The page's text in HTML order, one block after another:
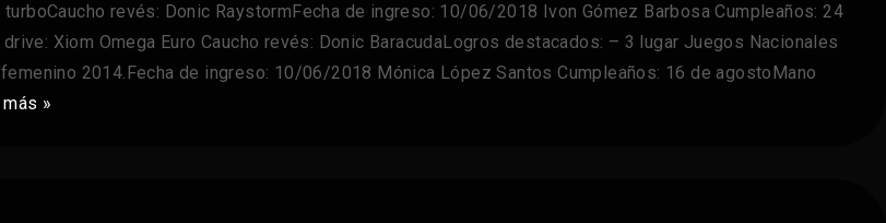
revés: Donic RaystormFecha de ingreso: 10/06/2018 Ivon Gómez Barbosa Cumpleaños: 24
Xiom Omega Euro Caucho revés: Donic BaracudaLogros destacados: – 3 lugar Juegos Nacionales
2014.Fecha de ingreso: 10/06/2018 Mónica López Santos Cumpleaños: 16 de agostoMano
»